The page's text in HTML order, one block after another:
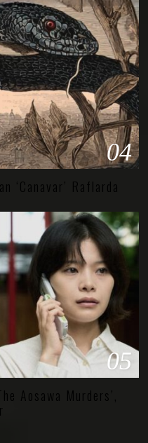
04
‘Canavar’ Raflarda
05
Aosawa Murders’,